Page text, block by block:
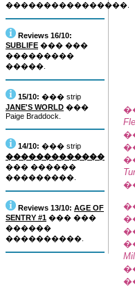
����������������.
Reviews 16/10:
SUBLIFE ��� ���
���������
�����.
15/10: ��� strip
JANE'S WORLD ���
Paige Braddock.
14/10: ��� strip
�������������
��� ������
���������.
Reviews 13/10: AGE OF
SENTRY #1 ��� ���
������
����������.